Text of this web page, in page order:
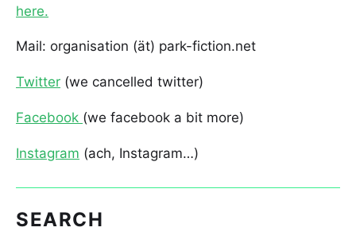
here.
Mail: organisation (ät) park-fiction.net
Twitter (we cancelled twitter)
Facebook (we facebook a bit more)
Instagram (ach, Instagram…)
SEARCH